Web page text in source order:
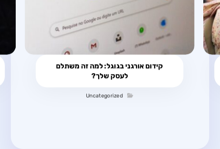
קידום אורגני בגוגל: למה זה משתלם
לעסק שלך?
Uncategorized